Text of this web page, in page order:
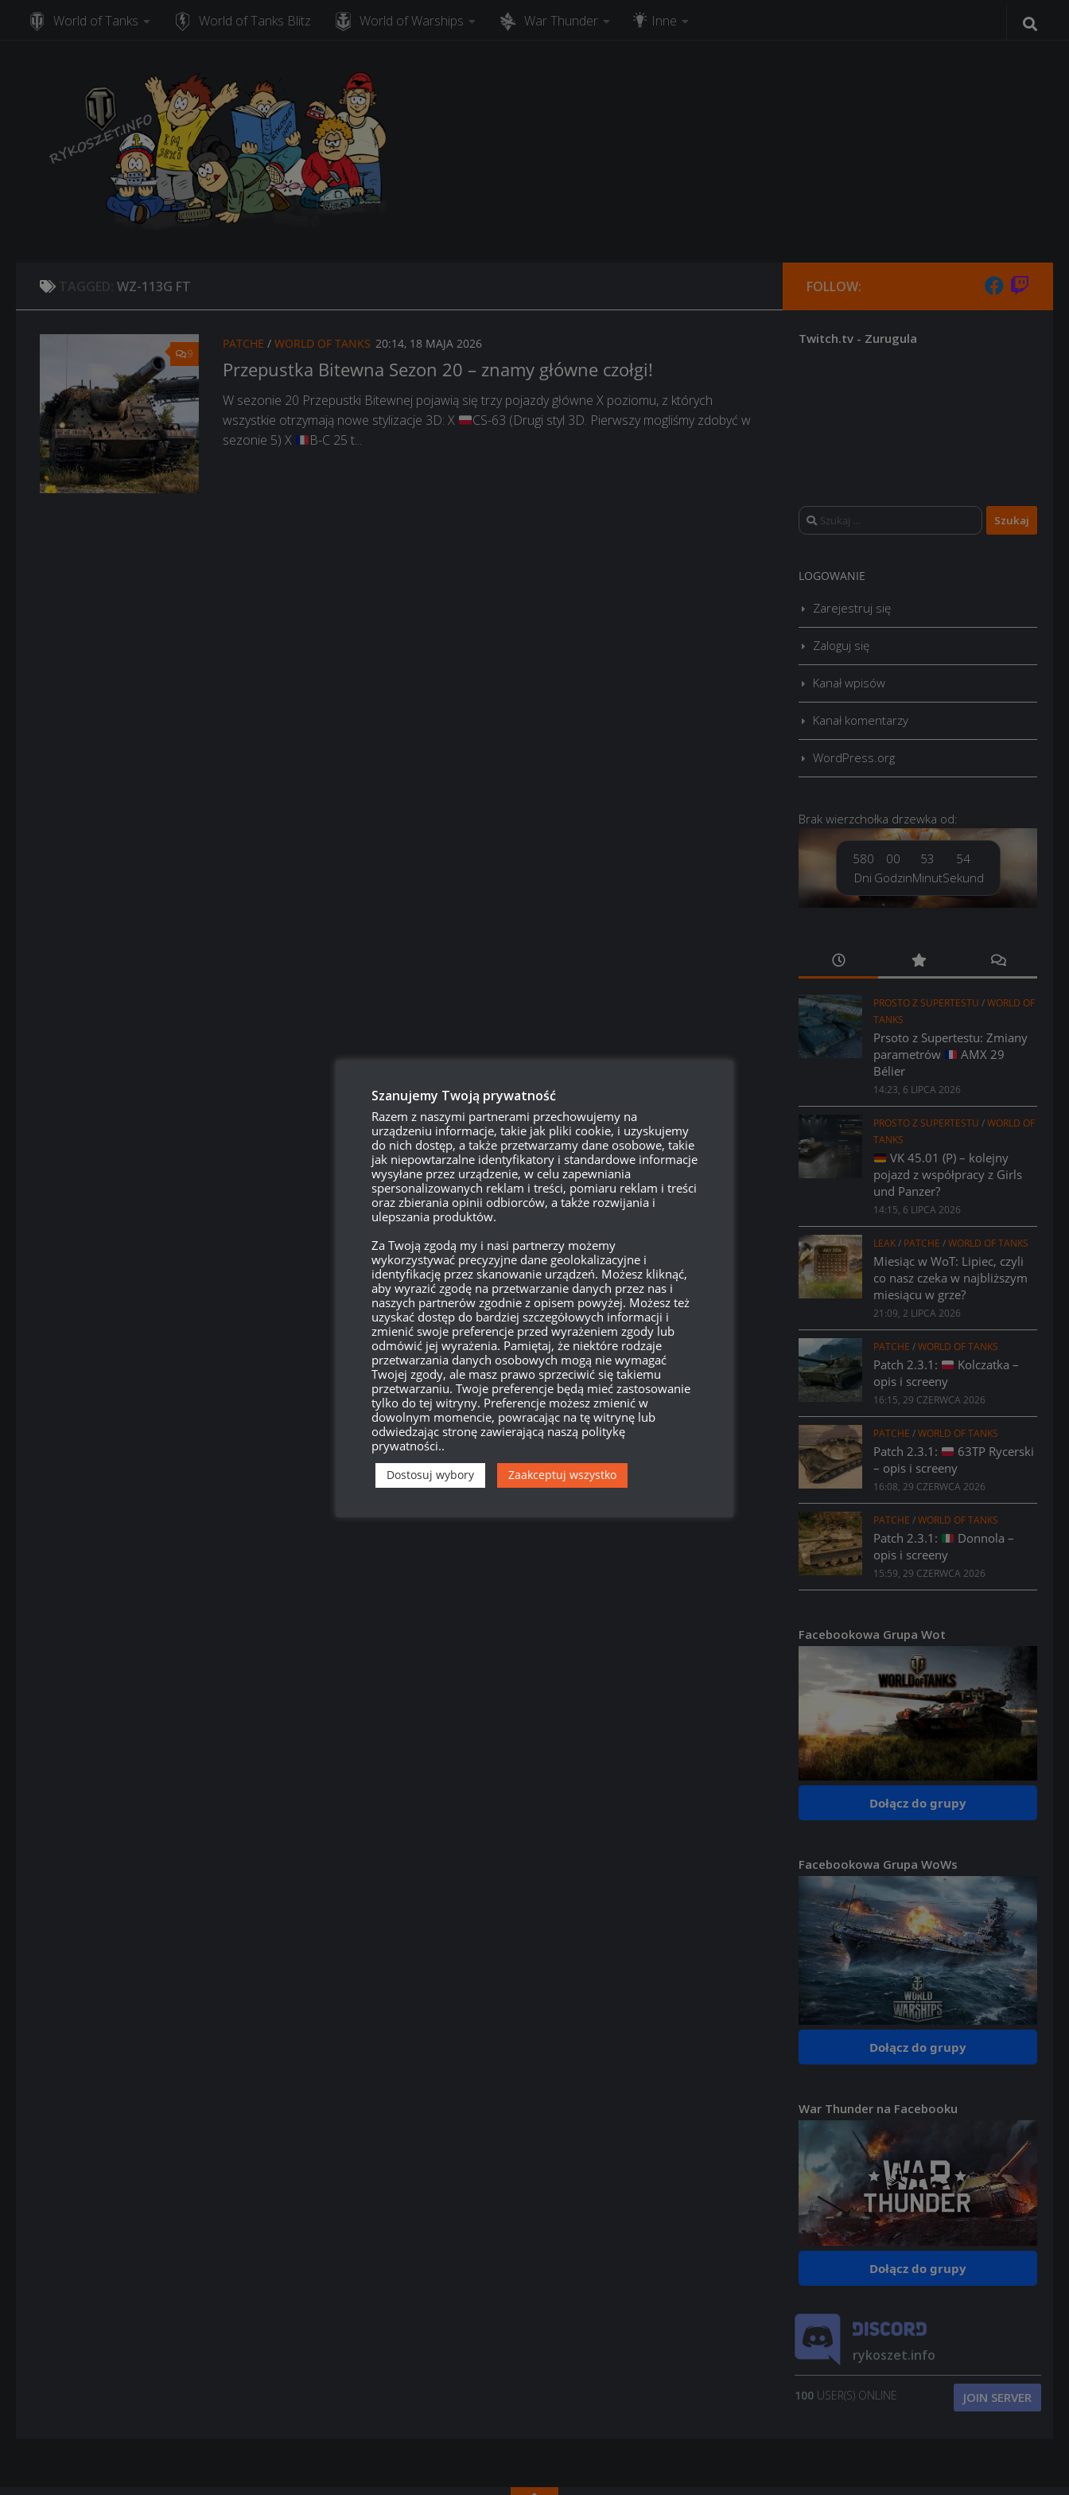
Skip to content
World of Tanks World of Tanks Blitz World of Warships War Thunder Inne
TAGGED: WZ-113G FT
9
PATCHE / WORLD OF TANKS 20:14, 18 MAJA 2026
Przepustka Bitewna Sezon 20 – znamy główne czołgi!
W sezonie 20 Przepustki Bitewnej pojawią się trzy pojazdy główne X poziomu, z których
wszystkie otrzymają nowe stylizacje 3D: X
CS-63 (Drugi styl 3D. Pierwszy mogliśmy zdobyć w
sezonie 5) X
B-C 25 t...
FOLLOW:
Twitch.tv - Zurugula
Szukaj:
LOGOWANIE
Zarejestruj się
Zaloguj się
Kanał wpisów
Kanał komentarzy
WordPress.org
Brak wierzchołka drzewka od:
580
Dni
00
Godzin
53
Minut
55
Sekund
PROSTO Z SUPERTESTU /WORLD OF
TANKS
Prsoto z Supertestu: Zmiany
parametrów
AMX 29
Bélier
14:23, 6 LIPCA 2026
PROSTO Z SUPERTESTU /WORLD OF
TANKS
VK 45.01 (P) – kolejny
pojazd z współpracy z Girls
und Panzer?
14:15, 6 LIPCA 2026
LEAK/ PATCHE /WORLD OF TANKS
Miesiąc w WoT: Lipiec, czyli
co nasz czeka w najbliższym
miesiącu w grze?
21:09, 2 LIPCA 2026
PATCHE /WORLD OF TANKS
Patch 2.3.1:
Kolczatka –
opis i screeny
16:15, 29 CZERWCA 2026
PATCHE /WORLD OF TANKS
Patch 2.3.1:
63TP Rycerski
– opis i screeny
16:08, 29 CZERWCA 2026
PATCHE /WORLD OF TANKS
Patch 2.3.1:
Donnola –
opis i screeny
15:59, 29 CZERWCA 2026
Facebookowa Grupa Wot
Dołącz do grupy
Facebookowa Grupa WoWs
Dołącz do grupy
War Thunder na Facebooku
Dołącz do grupy
rykoszet.info
100 USER(S) ONLINE JOIN SERVER
Szanujemy Twoją prywatność
Razem z naszymi partnerami przechowujemy na
urządzeniu informacje, takie jak pliki cookie, i uzyskujemy
do nich dostęp, a także przetwarzamy dane osobowe, takie
jak niepowtarzalne identyfikatory i standardowe informacje
wysyłane przez urządzenie, w celu zapewniania
spersonalizowanych reklam i treści, pomiaru reklam i treści
oraz zbierania opinii odbiorców, a także rozwijania i
ulepszania produktów.
Za Twoją zgodą my i nasi partnerzy możemy
wykorzystywać precyzyjne dane geolokalizacyjne i
identyfikację przez skanowanie urządzeń. Możesz kliknąć,
aby wyrazić zgodę na przetwarzanie danych przez nas i
naszych partnerów zgodnie z opisem powyżej. Możesz też
uzyskać dostęp do bardziej szczegółowych informacji i
zmienić swoje preferencje przed wyrażeniem zgody lub
odmówić jej wyrażenia. Pamiętaj, że niektóre rodzaje
przetwarzania danych osobowych mogą nie wymagać
Twojej zgody, ale masz prawo sprzeciwić się takiemu
przetwarzaniu. Twoje preferencje będą mieć zastosowanie
tylko do tej witryny. Preferencje możesz zmienić w
dowolnym momencie, powracając na tę witrynę lub
odwiedzając stronę zawierającą naszą politykę
prywatności..
Dostosuj wybory Zaakceptuj wszystko